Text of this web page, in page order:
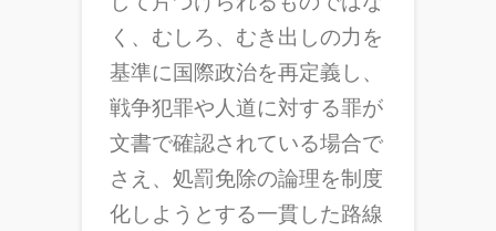
く、むしろ、むき出しの力を
基準に国際政治を再定義し、
戦争犯罪や人道に対する罪が
文書で確認されている場合で
さえ、処罰免除の論理を制度
化しようとする一貫した路線